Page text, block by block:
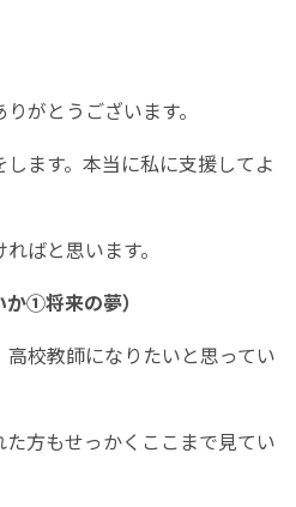
がとうございます。
ます。本当に私に支援してよ
ばと思います。
か①将来の夢）
校教師になりたいと思ってい
た方もせっかくここまで見てい